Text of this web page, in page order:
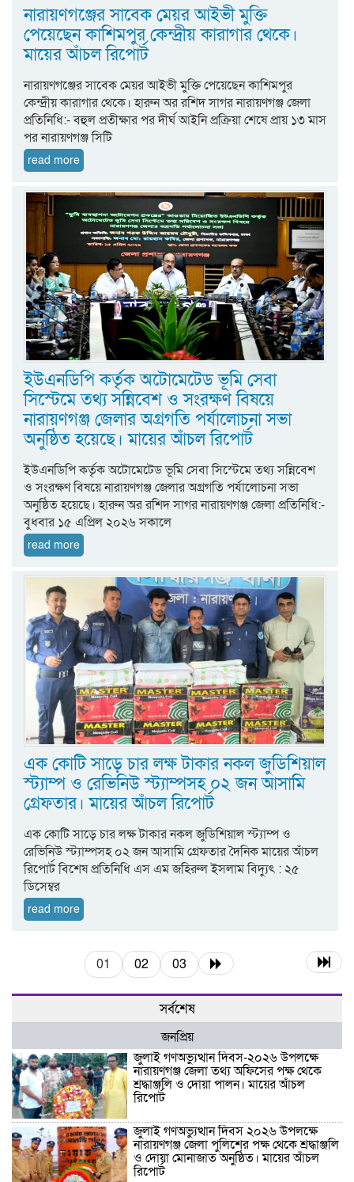
নারায়ণগঞ্জের সাবেক মেয়র আইভী মুক্তি
পেয়েছেন কাশিমপুর কেন্দ্রীয় কারাগার থেকে।
মায়ের আঁচল রিপোর্ট
নারায়ণগঞ্জের সাবেক মেয়র আইভী মুক্তি পেয়েছেন কাশিমপুর
কেন্দ্রীয় কারাগার থেকে। হারুন অর রশিদ সাগর নারায়ণগঞ্জ জেলা
প্রতিনিধি:- বহুল প্রতীক্ষার পর দীর্ঘ আইনি প্রক্রিয়া শেষে প্রায় ১৩ মাস
পর নারায়ণগঞ্জ সিটি
read more
ইউএনডিপি কর্তৃক অটোমেটেড ভূমি সেবা
সিস্টেমে তথ্য সন্নিবেশ ও সংরক্ষণ বিষয়ে
নারায়ণগঞ্জ জেলার অগ্রগতি পর্যালোচনা সভা
অনুষ্ঠিত হয়েছে। মায়ের আঁচল রিপোর্ট
ইউএনডিপি কর্তৃক অটোমেটেড ভূমি সেবা সিস্টেমে তথ্য সন্নিবেশ
ও সংরক্ষণ বিষয়ে নারায়ণগঞ্জ জেলার অগ্রগতি পর্যালোচনা সভা
অনুষ্ঠিত হয়েছে। হারুন অর রশিদ সাগর নারায়ণগঞ্জ জেলা প্রতিনিধি:-
বুধবার ১৫ এপ্রিল ২০২৬ সকালে
read more
এক কোটি সাড়ে চার লক্ষ টাকার নকল জুডিশিয়াল
স্ট্যাম্প ও রেভিনিউ স্ট্যাম্পসহ ০২ জন আসামি
গ্রেফতার। মায়ের আঁচল রিপোর্ট
এক কোটি সাড়ে চার লক্ষ টাকার নকল জুডিশিয়াল স্ট্যাম্প ও
রেভিনিউ স্ট্যাম্পসহ ০২ জন আসামি গ্রেফতার দৈনিক মায়ের আঁচল
রিপোর্ট বিশেষ প্রতিনিধি এস এম জহিরুল ইসলাম বিদ্যুৎ : ২৫
ডিসেম্বর
read more
01 02 03
সর্বশেষ
জনপ্রিয়
জুলাই গণঅভ্যুত্থান দিবস-২০২৬ উপলক্ষে
নারায়ণগঞ্জ জেলা তথ্য অফিসের পক্ষ থেকে
শ্রদ্ধাঞ্জলি ও দোয়া পালন। মায়ের আঁচল
রিপোর্ট
জুলাই গণঅভ্যুত্থান দিবস ২০২৬ উপলক্ষে
নারায়ণগঞ্জ জেলা পুলিশের পক্ষ থেকে শ্রদ্ধাঞ্জলি
ও দোয়া মোনাজাত অনুষ্ঠিত। মায়ের আঁচল
রিপোর্ট